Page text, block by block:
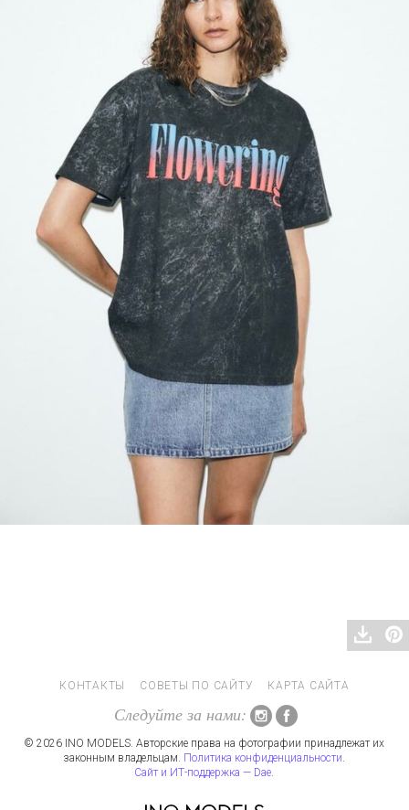
КОНТАКТЫ СОВЕТЫ ПО САЙТУ КАРТА САЙТА
Следуйте за нами:
© 2026 INO MODELS. Авторские права на фотографии принадлежат их
законным владельцам. Политика конфиденциальности.
Сайт и ИТ-поддержка — Dae.